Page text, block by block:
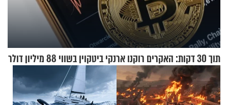
תוך 30 דקות: האקרים רוקנו ארנקי ביטקוין בשווי 88 מיליון דולר